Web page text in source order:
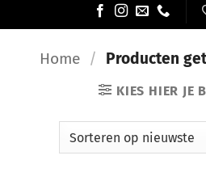
Home / Producten
KIES HIER JE